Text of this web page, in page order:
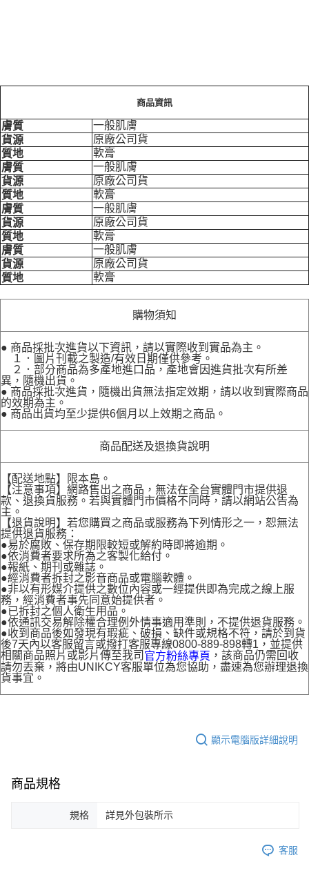
商品資訊
膚質
一般肌膚
貨源
原廠公司貨
質地
軟膏
膚質
一般肌膚
貨源
原廠公司貨
質地
軟膏
膚質
一般肌膚
貨源
原廠公司貨
質地
軟膏
膚質
一般肌膚
貨源
原廠公司貨
質地
軟膏
購物須知
● 商品採批次進貨以下資訊，請以實際收到實品為主。
１．圖片刊載之製造/有效日期僅供參考。
２．部分商品為多產地進口品，產地會因進貨批次有所差
異，隨機出貨。
● 商品採批次進貨，隨機出貨無法指定效期，請以收到實際商品
的效期為主。
● 商品出貨均至少提供6個月以上效期之商品。
商品配送及退換貨說明
【配送地點】限本島。
【注意事項】網路售出之商品，無法在全台實體門市提供退
款、退換貨服務。若與實體門市價格不同時，請以網站公告為
主。
【退貨說明】若您購買之商品或服務為下列情形之一，恕無法
提供退貨服務：
●易於腐敗、保存期限較短或解約時即將逾期。
●依消費者要求所為之客製化給付。
●報紙、期刊或雜誌。
●經消費者拆封之影音商品或電腦軟體。
●非以有形媒介提供之數位內容或一經提供即為完成之線上服
務，經消費者事先同意始提供者。
●已拆封之個人衛生用品。
●依通訊交易解除權合理例外情事適用準則，不提供退貨服務。
●收到商品後如發現有瑕疵、破損、缺件或規格不符，請於到貨
後7天內以客服留言或撥打客服專線0800-889-898轉1，並提供
相關商品照片或影片傳至我司 官方粉絲專頁 ，該商品仍需回收
請勿丟棄，將由UNIKCY客服單位為您協助，盡速為您辦理退換
貨事宜。
顯示電腦版詳細說明
商品規格
規格 詳見外包裝所示
客服